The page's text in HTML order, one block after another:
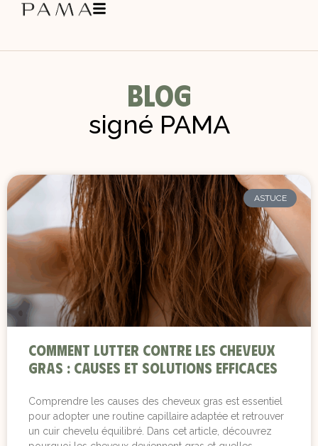
Blog
signé PAMA
ASTUCE
Comment lutter contre les cheveux
gras : causes et solutions efficaces
Comprendre les causes des cheveux gras est essentiel
pour adopter une routine capillaire adaptée et retrouver
un cuir chevelu équilibré. Dans cet article, découvrez